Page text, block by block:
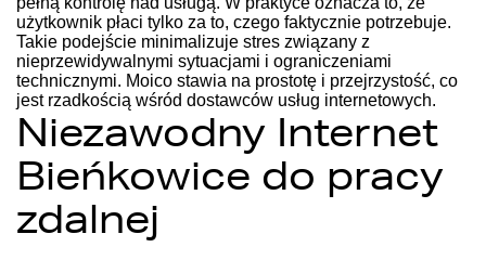
użytkownik płaci tylko za to, czego faktycznie potrzebuje.
Takie podejście minimalizuje stres związany z
nieprzewidywalnymi sytuacjami i ograniczeniami
technicznymi. Moico stawia na prostotę i przejrzystość, co
jest rzadkością wśród dostawców usług internetowych.
Niezawodny Internet
Bieńkowice do pracy
zdalnej